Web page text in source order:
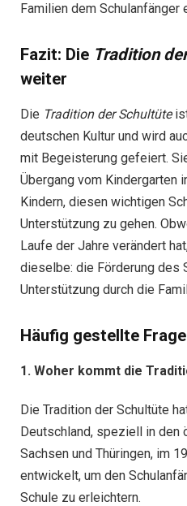
Familien dem Schulanfänger
Fazit: Die Tradition
weiter
Die Tradition der Schultüte
deutschen Kultur und wird
mit Begeisterung gefeiert.
Übergang vom Kindergarten
Kindern, diesen wichtigen
Unterstützung zu gehen.
Laufe der Jahre verändert
dieselbe: die Förderung des
Unterstützung durch die
Häufig gestellte
1. Woher kommt die
Die Tradition der Schultüte
Deutschland, speziell in den
Sachsen und Thüringen, im
entwickelt, um den
Schule zu erleichtern.